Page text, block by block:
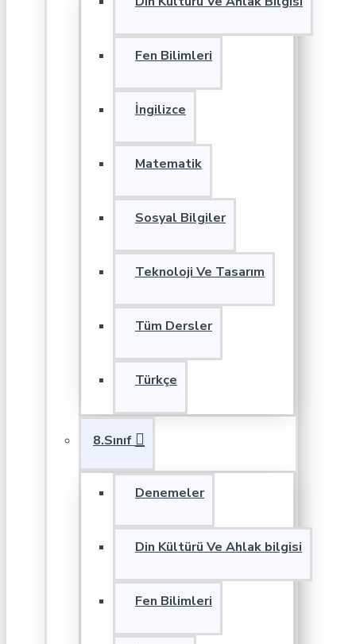
Fen Bilimleri
İngilizce
Matematik
Sosyal Bilgiler
Teknoloji Ve Tasarım
Tüm Dersler
Türkçe
8.Sınıf
Denemeler
Din Kültürü Ve Ahlak bilgisi
Fen Bilimleri